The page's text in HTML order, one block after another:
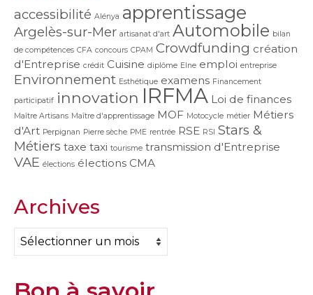
accessibilité Alénya apprentissage
Argelès-sur-Mer artisanat d'art Automobile bilan
de compétences CFA concours CPAM Crowdfunding création
d'Entreprise crédit Cuisine diplôme Elne emploi entreprise
Environnement Esthétique examens Financement
participatif innovation IRFMA Loi de finances
Maître Artisans Maître d'apprentissage MOF Motocycle métier Métiers
d'Art Perpignan Pierre sèche PME rentrée RSE RSI Stars &
Métiers taxe taxi tourisme transmission d'Entreprise
VAE élections élections CMA
Archives
Archives